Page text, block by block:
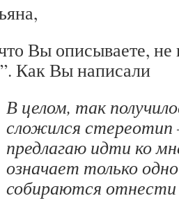
Вы описываете, не
Как Вы написали
В целом, так
сложился стереотип
предлагаю идти ко
означает только
собираются отнести